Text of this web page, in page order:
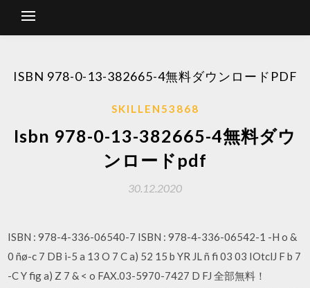
ISBN 978-0-13-382665-4無料ダウンロードPDF
SKILLEN53868
Isbn 978-0-13-382665-4無料ダウ
ンロードpdf
30.12.2020
ISBN : 978-4-336-06540-7 ISBN : 978-4-336-06542-1 -H o &
0 ñø-c 7 DB i-5 a 13 O 7 C a) 52 15 b YR JL ñ fi 03 03 IOtclJ F b 7
-C Y fig a) Z 7 & < o FAX.03-5970-7427 D FJ 全部無料！